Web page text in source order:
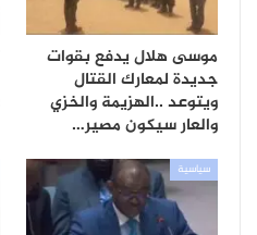
موسى هلال يدفع بقوات
جديدة لمعارك القتال
ويتوعد ..الهزيمة والخزي
والعار سيكون مصير…
سياسية